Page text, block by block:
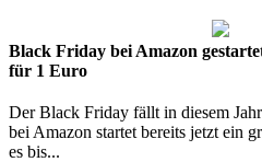
Black Friday bei Amazon
für 1 Euro
Der Black Friday fällt in diesem
bei Amazon startet bereits jetzt ein
es bis...